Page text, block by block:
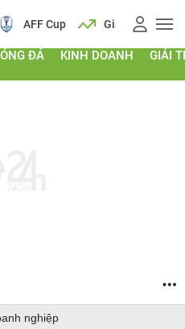
Giá vàng Lịch
ĐÁ KINH DOANH GIẢI
nghiệp